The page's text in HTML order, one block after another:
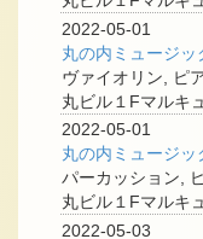
2022-05-01
ヴァイオリン, ピ
丸ビル１Fマルキ
2022-05-01
パーカッション,
丸ビル１Fマルキ
2022-05-03